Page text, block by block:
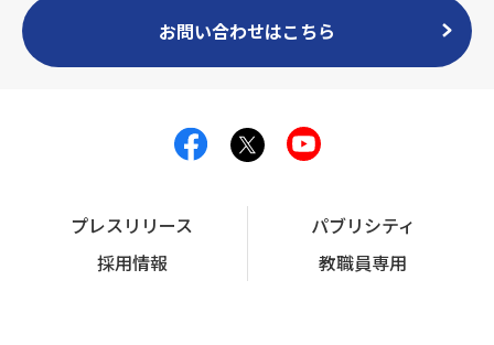
お問い合わせはこちら
プレスリリース
パブリシティ
採用情報
教職員専用